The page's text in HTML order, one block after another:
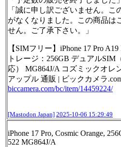
「誠に申し訳ございません。こ
がなくなりました。この商品は
せん。ご了承下さい。」
【SIMフリー】iPhone 17 Pro A19
トレージ：256GB デュアルSIM
応） MG864J/A コズミックオレ
アップル 通販 | ビックカメラ
biccamera.com/bc/item/14459224/
[Mastodon Japan] 2025-10-06 15:29:49
iPhone 17 Pro, Cosmic Orange,
522 MG864J/A